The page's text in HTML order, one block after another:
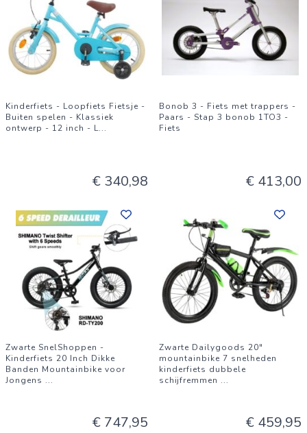
Kinderfiets - Loopfiets Fietsje -
Buiten spelen - Klassiek
ontwerp - 12 inch - L...
€ 340,98
Bonob 3 - Fiets met trappers -
Paars - Stap 3 bonob 1TO3 -
Fiets
€ 413,00
Zwarte SnelShoppen -
Kinderfiets 20 Inch Dikke
Banden Mountainbike voor
Jongens ...
€ 747,95
Zwarte Dailygoods 20"
mountainbike 7 snelheden
kinderfiets dubbele
schijfremmen ...
€ 459,95